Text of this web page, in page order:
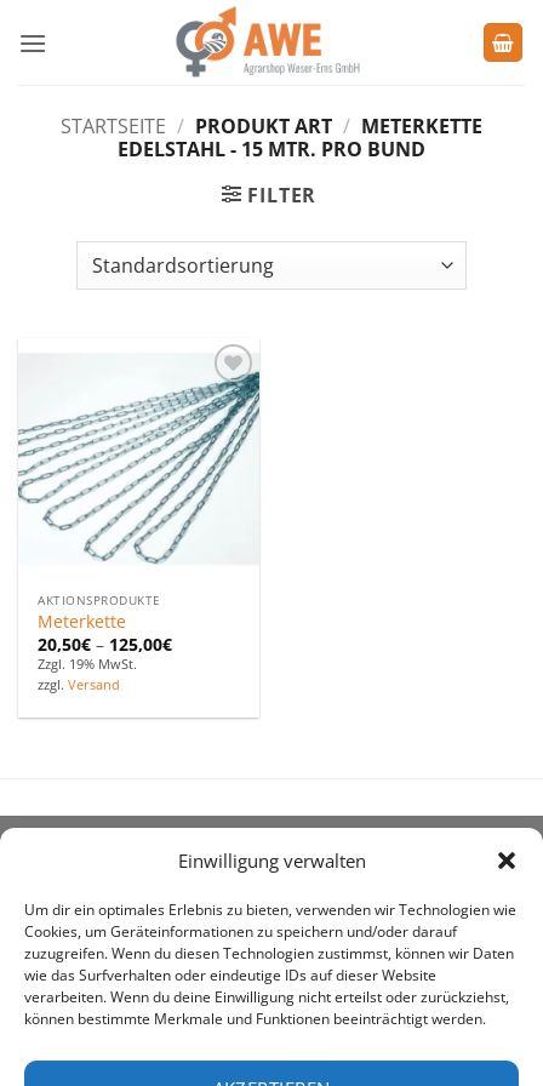
Einwilligung verwalten
Um dir ein optimales Erlebnis zu bieten, verwenden wir Technologien wie
Cookies, um Geräteinformationen zu speichern und/oder darauf
zuzugreifen. Wenn du diesen Technologien zustimmst, können wir Daten
wie das Surfverhalten oder eindeutige IDs auf dieser Website
verarbeiten. Wenn du deine Einwilligung nicht erteilst oder zurückziehst,
können bestimmte Merkmale und Funktionen beeinträchtigt werden.
Inhalt
STARTSEITE / PRODUKT ART / METERKETTE
EDELSTAHL - 15 MTR. PRO BUND
FILTER
Zu den
Favoriten
hinzufügen
AKTIONSPRODUKTE
Meterkette
20,50€ – 125,00€
Zzgl. 19% MwSt.
zzgl.Versand
um den Kauf landwirtschaftlicher Bedarfsartikel geht.